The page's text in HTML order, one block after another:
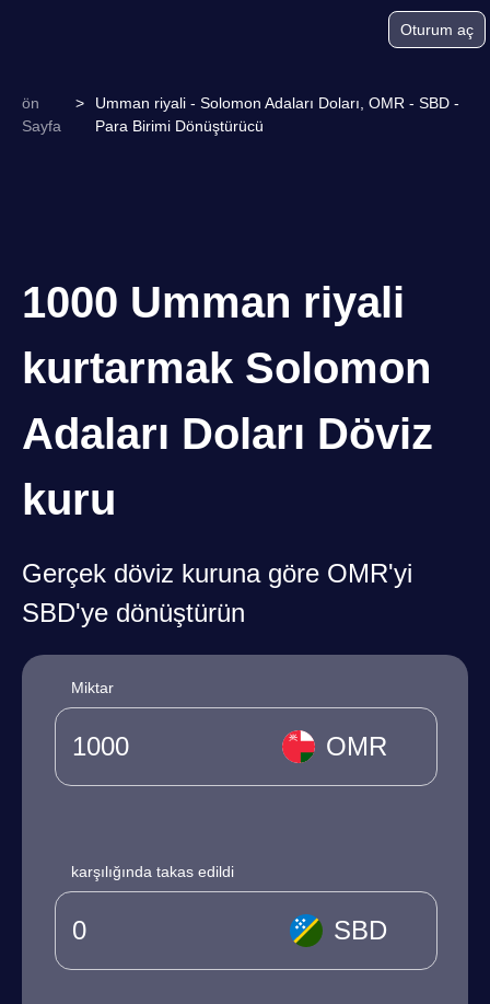
Oturum aç
ön
Sayfa
>
Umman riyali - Solomon Adaları Doları, OMR - SBD -
Para Birimi Dönüştürücü
1000 Umman riyali
kurtarmak Solomon
Adaları Doları Döviz
kuru
Gerçek döviz kuruna göre OMR'yi
SBD'ye dönüştürün
Miktar
OMR
karşılığında takas edildi
SBD